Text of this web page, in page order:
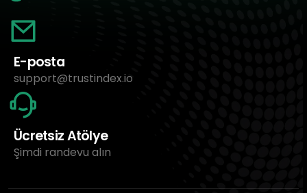
E-posta
support@trustindex.io
Ücretsiz Atölye
Şimdi randevu alın